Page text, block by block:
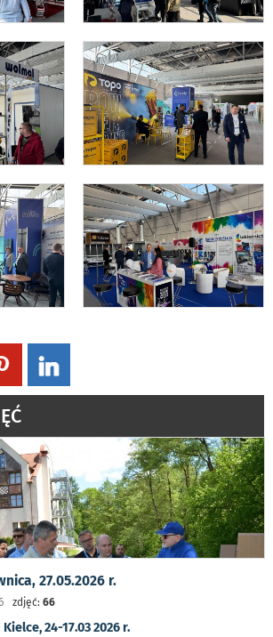
27.05.2026 r.
zdjęć: 66
Kielce, 24-17.03 2026 r.